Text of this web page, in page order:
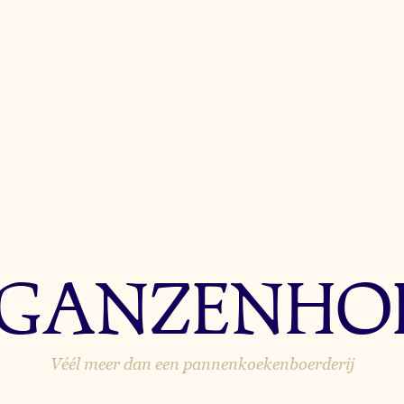
Véél meer dan een pannenkoekenboerderij